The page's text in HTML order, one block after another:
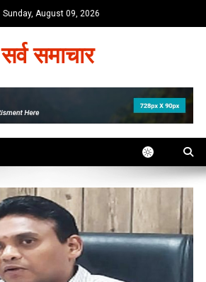
Sunday, August 09, 2026
सर्व समाचार